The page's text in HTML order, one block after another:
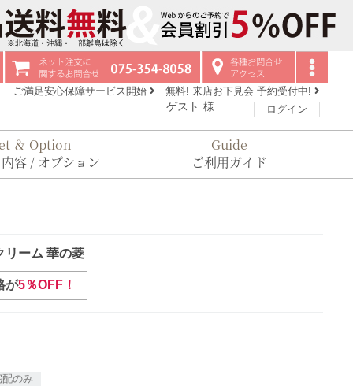
ご満足安心保障サービス開始 無料! 来店お下見会 予約受付中!
ゲスト 様 ログイン
＆ Option
容 / オプション
Guide
ご利用ガイド
ーム 華の菱
が5％OFF！
のみ